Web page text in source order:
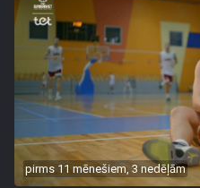
pirms 11 mēnešiem, 3 nedēļām